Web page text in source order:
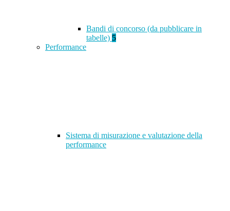
Bandi di concorso (da pubblicare in
tabelle) 5
Performance
Sistema di misurazione e valutazione della
performance